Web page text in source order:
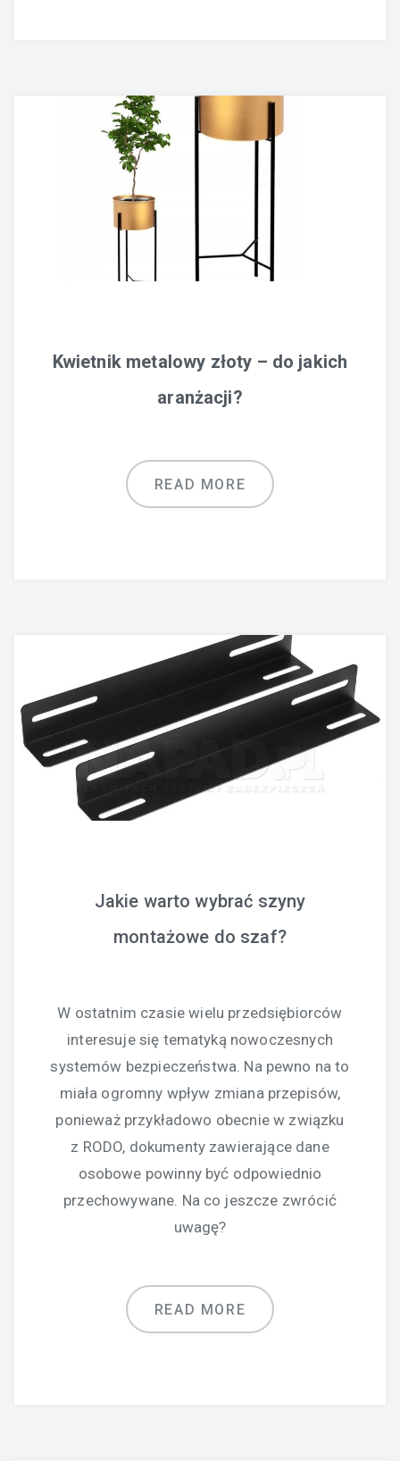
Kwietnik metalowy złoty – do jakich
aranżacji?
READ MORE
Jakie warto wybrać szyny
montażowe do szaf?
W ostatnim czasie wielu przedsiębiorców
interesuje się tematyką nowoczesnych
systemów bezpieczeństwa. Na pewno na to
miała ogromny wpływ zmiana przepisów,
ponieważ przykładowo obecnie w związku
z RODO, dokumenty zawierające dane
osobowe powinny być odpowiednio
przechowywane. Na co jeszcze zwrócić
uwagę?
READ MORE